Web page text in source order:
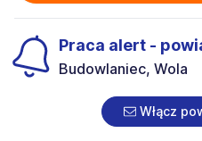
Praca alert -
Budowlaniec, Wola
Włącz